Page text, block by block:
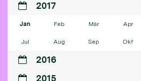
2017
Jan Feb Mär Apr
Jul Aug Sep Okt
2016
2015